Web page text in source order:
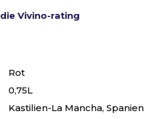
Vivino-rating
Rot
0,75L
Kastilien-La Mancha, Spanien